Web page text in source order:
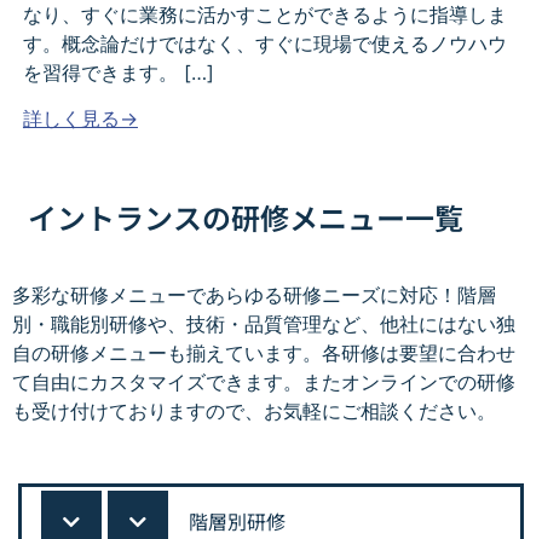
なり、すぐに業務に活かすことができるように指導しま
す。概念論だけではなく、すぐに現場で使えるノウハウ
を習得できます。 […]
詳しく見る→
イントランスの研修メニュー一覧
多彩な研修メニューであらゆる研修ニーズに対応！階層
別・職能別研修や、技術・品質管理など、他社にはない独
自の研修メニューも揃えています。各研修は要望に合わせ
て自由にカスタマイズできます。またオンラインでの研修
も受け付けておりますので、お気軽にご相談ください。
階層別研修